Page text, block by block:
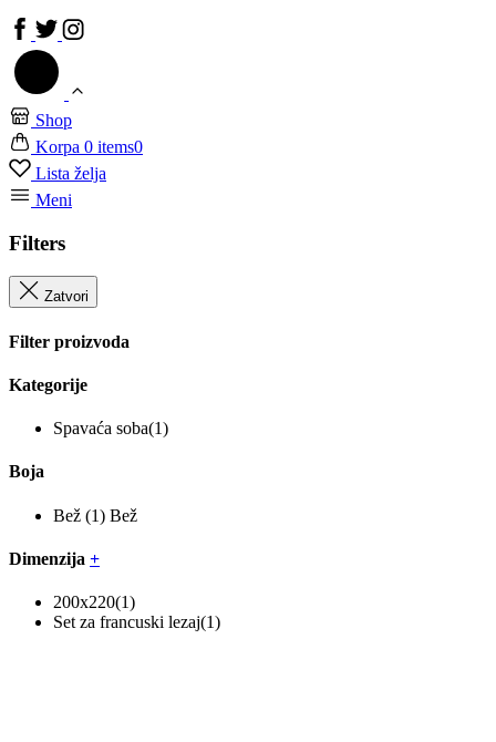
Shop
Korpa 0 items0
Lista želja
Meni
Filters
Zatvori
Filter proizvoda
Kategorije
Spavaća soba(1)
Boja
Bež (1) Bež
Dimenzija +
200x220(1)
Set za francuski lezaj(1)